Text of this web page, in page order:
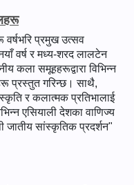
वर्षभरि प्रमुख उत्सव
वर्ष र मध्य-शरद लालटेन
कला समूहहरूद्वारा विभिन्न
प्रस्तुत गरिन्छ। साथै,
र कलात्मक प्रतिभालाई
एसियाली देशका वाणिज्य
जातीय सांस्कृतिक प्रदर्शन"